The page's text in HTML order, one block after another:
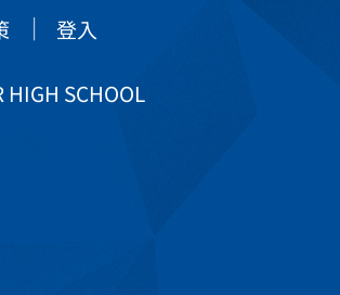
登入
SCHOOL